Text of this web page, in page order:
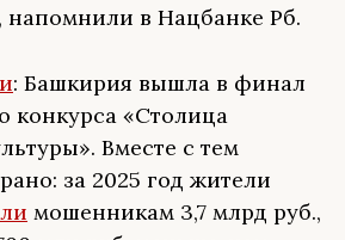
напомнили в Нацбанке Рб.
: Башкирия вышла в финал
конкурса «Столица
Вместе с тем
за 2025 год жители
мошенникам 3,7 млрд руб.,